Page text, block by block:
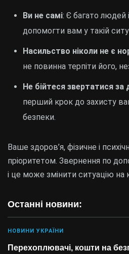
Останні новини:
НОВИНИ УКРАЇНИ
Перехоплювачі, кошти на
Ви не самі: Є багато людей
допомогти вам у такій
Насильство ніколи не є
не повинна терпіти його,
Не бійтеся звертатися
перший крок до захисту
безпеки.
Ваше здоров’я, фізичне і
пріоритетом. Звернення по
і це може змінити ситуацію на